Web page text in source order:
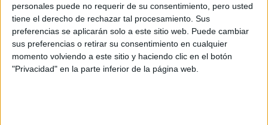
personales puede no requerir de su consentimiento, pero usted
tiene el derecho de rechazar tal procesamiento. Sus
preferencias se aplicarán solo a este sitio web. Puede cambiar
sus preferencias o retirar su consentimiento en cualquier
momento volviendo a este sitio y haciendo clic en el botón
"Privacidad" en la parte inferior de la página web.
Por ello, Carmen Sanz cree que
lo mejor es hacer otro tipo
de actividad física dentro de casa
. “Es una buena
oportunidad de hacer fuerza y estiramientos”, sugiere. “Es
mejor hacer ‘skipping’, llevar las rodillas al pecho, trabajar
fuerza o técnica de carrera”. Así, concluye, “cuando